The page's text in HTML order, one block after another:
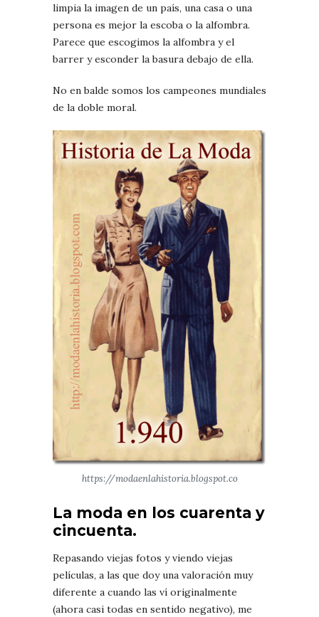
limpia la imagen de un país, una casa o una
persona es mejor la escoba o la alfombra.
Parece que escogimos la alfombra y el
barrer y esconder la basura debajo de ella.
No en balde somos los campeones mundiales
de la doble moral.
https://modaenlahistoria.blogspot.co
La moda en los cuarenta y
cincuenta.
Repasando viejas fotos y viendo viejas
películas, a las que doy una valoración muy
diferente a cuando las ví originalmente
(ahora casi todas en sentido negativo), me